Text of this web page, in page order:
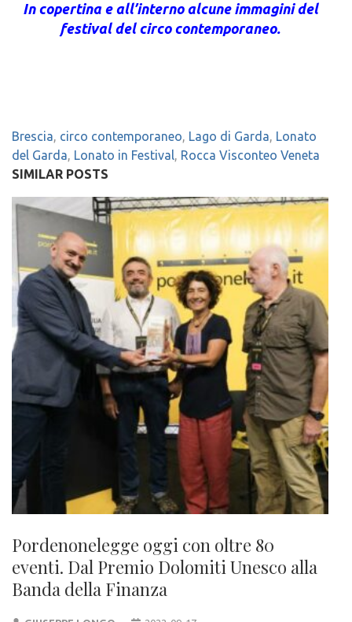
In copertina e all’interno alcune immagini del
festival del circo contemporaneo.
Brescia, circo contemporaneo, Lago di Garda, Lonato
del Garda, Lonato in Festival, Rocca Visconteo Veneta
SIMILAR POSTS
Pordenonelegge oggi con oltre 80
eventi. Dal Premio Dolomiti Unesco alla
Banda della Finanza